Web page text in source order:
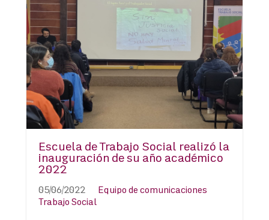
Escuela de Trabajo Social realizó la
inauguración de su año académico
2022
05/06/2022
Equipo de comunicaciones
Trabajo Social